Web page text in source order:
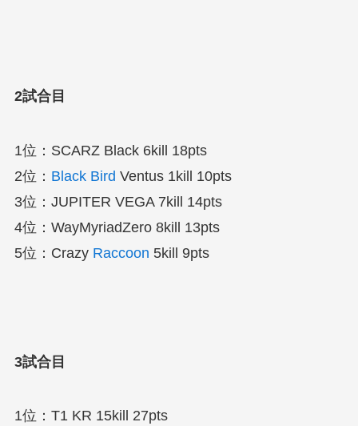
2試合目
1位：SCARZ Black 6kill 18pts
2位： Black Bird Ventus 1kill 10pts
3位：JUPITER VEGA 7kill 14pts
4位：WayMyriadZero 8kill 13pts
5位：Crazy Raccoon 5kill 9pts
3試合目
1位：T1 KR 15kill 27pts